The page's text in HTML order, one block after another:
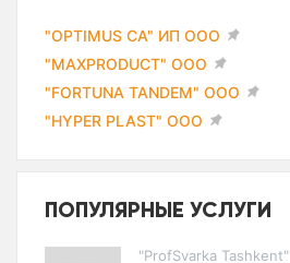
"OPTIMUS CA" ИП ООО
"MAXPRODUCT" ООО
"FORTUNA TANDEM" ООО
"HYPER PLAST" ООО
ПОПУЛЯРНЫЕ УСЛУГИ
"ProfSvarka Tashkent"